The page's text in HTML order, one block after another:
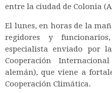
entre la ciudad de Colonia
El lunes, en horas de la
regidores y
especialista enviado por
Cooperación
alemán), que viene a
Cooperación Climática.